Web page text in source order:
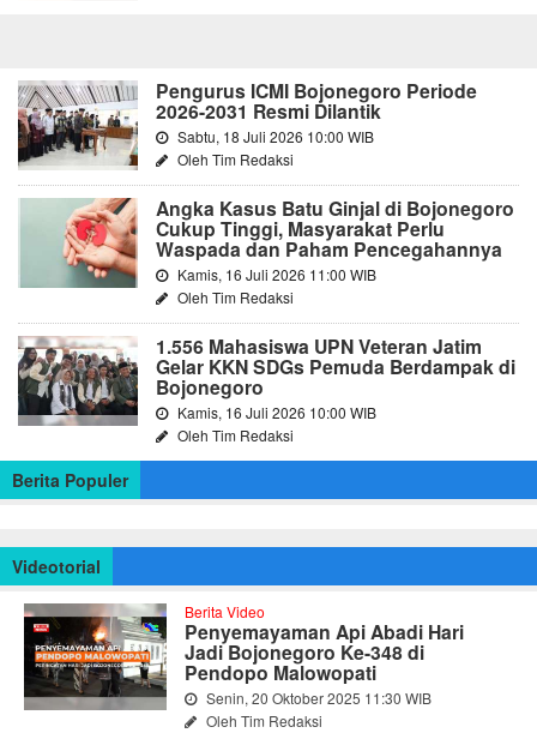
Pengurus ICMI Bojonegoro Periode
2026-2031 Resmi Dilantik
Sabtu, 18 Juli 2026 10:00 WIB
Oleh Tim Redaksi
Angka Kasus Batu Ginjal di Bojonegoro
Cukup Tinggi, Masyarakat Perlu
Waspada dan Paham Pencegahannya
Kamis, 16 Juli 2026 11:00 WIB
Oleh Tim Redaksi
1.556 Mahasiswa UPN Veteran Jatim
Gelar KKN SDGs Pemuda Berdampak di
Bojonegoro
Kamis, 16 Juli 2026 10:00 WIB
Oleh Tim Redaksi
Berita Populer
Videotorial
Berita Video
Penyemayaman Api Abadi Hari
Jadi Bojonegoro Ke-348 di
Pendopo Malowopati
Senin, 20 Oktober 2025 11:30 WIB
Oleh Tim Redaksi